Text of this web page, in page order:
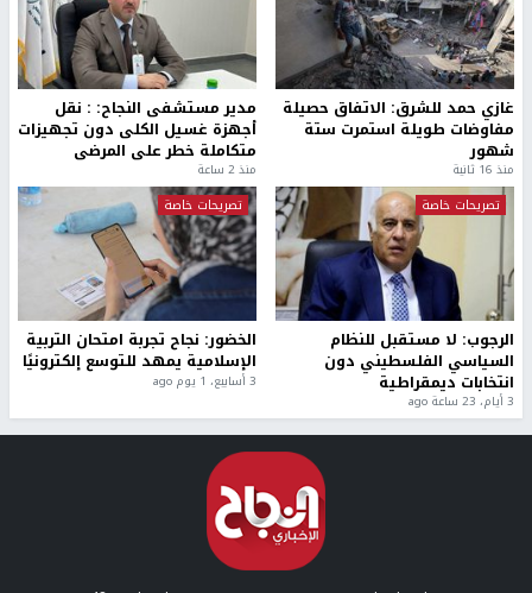
غازي حمد للشرق: الاتفاق حصيلة
مفاوضات طويلة استمرت ستة
شهور
منذ 16 ثانية
مدير مستشفى النجاح: : نقل
أجهزة غسيل الكلى دون تجهيزات
متكاملة خطر على المرضى
منذ 2 ساعة
تصريحات خاصة
الرجوب: لا مستقبل للنظام
السياسي الفلسطيني دون
انتخابات ديمقراطية
3 أيام، 23 ساعة ago
تصريحات خاصة
الخضور: نجاح تجربة امتحان التربية
الإسلامية يمهد للتوسع إلكترونيًا
3 أسابيع، 1 يوم ago